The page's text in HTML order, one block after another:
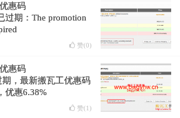
惠码
过期：The promotion
赞(0)
惠码
，最新搬瓦工优惠码
优惠6.38%
赞(1 )